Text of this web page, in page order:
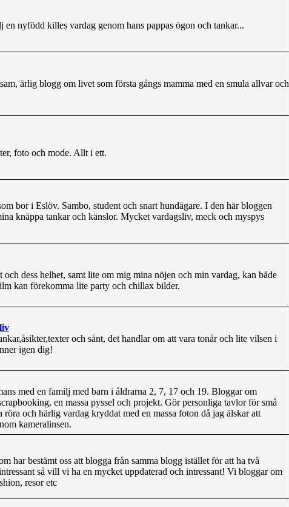
nyfödd killes vardag genom hans pappas ögon och tankar...
ärlig blogg om livet som första gångs mamma med en smula allvar och
foto och mode. Allt i ett.
bor i Eslöv. Sambo, student och snart hundägare. I den här bloggen
knäppa tankar och känslor. Mycket vardagsliv, meck och myspys
dess helhet, samt lite om mig mina nöjen och min vardag, kan både
kan förekomma lite party och chillax bilder.
och sånt, det handlar om att vara tonår och lite vilsen i
igen dig!
med en familj med barn i åldrarna 2, 7, 17 och 19. Bloggar om
en massa pyssel och projekt. Gör personliga tavlor för små
röra och härlig vardag kryddat med en massa foton då jag älskar att
kameralinsen.
har bestämt oss att blogga från samma blogg istället för att ha två
så vill vi ha en mycket uppdaterad och intressant! Vi bloggar om
resor etc